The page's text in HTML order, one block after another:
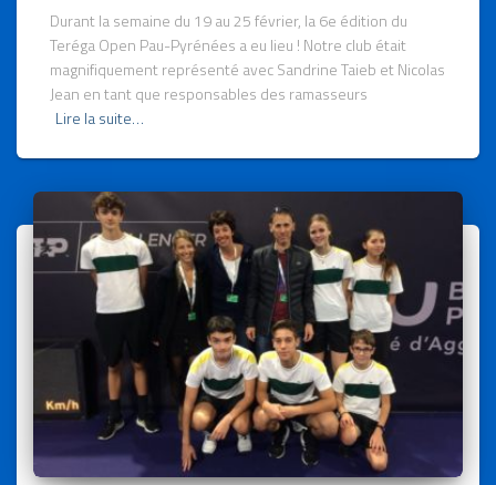
Durant la semaine du 19 au 25 février, la 6e édition du
Teréga Open Pau-Pyrénées a eu lieu ! Notre club était
magnifiquement représenté avec Sandrine Taieb et Nicolas
Jean en tant que responsables des ramasseurs
Lire la suite…